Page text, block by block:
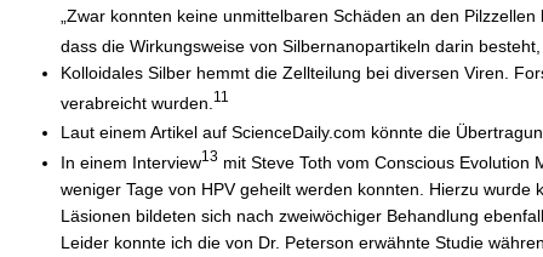
„Zwar konnten keine unmittelbaren Schäden an den
dass die Wirkungsweise von Silbernanopartikeln darin
Kolloidales Silber hemmt die Zellteilung bei diversen Viren.
verabreicht wurden. 11
Laut einem Artikel auf ScienceDaily.com könnte die
In einem Interview13 mit Steve Toth vom Conscious
weniger Tage von HPV geheilt werden konnten. Hierzu
Läsionen bildeten sich nach zweiwöchiger Behandlung
Leider konnte ich die von Dr. Peterson erwähnte Studie